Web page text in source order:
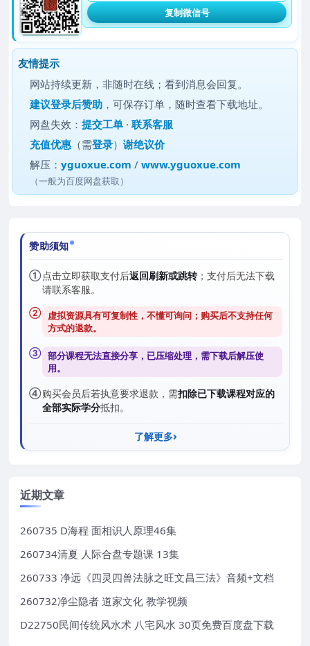
复制微信号
友情提示
网站持续更新，非随时在线；看到消息会回复。
建议登录后赞助 ，可保存订单，随时查看下载地址。
网盘失效：提交工单 ·联系客服
充值优惠 （需登录）谢绝议价
解压：yguoxue.com /www.yguoxue.com
（一般为百度网盘获取）
赞助须知
① 点击立即获取支付后返回刷新或跳转；支付后无法下载
请联系客服。
② 虚拟资源具有可复制性，不懂可询问；购买后不支持任何
方式的退款。
③ 部分课程无法直接分享，已压缩处理，需下载后解压使
用。
④购买会员后若执意要求退款，需扣除已下载课程对应的
全部实际学分抵扣。
了解更多
近期文章
260735 D海程 面相识人原理46集
260734清夏 人际合盘专题课 13集
260733 净远《四灵四兽法脉之旺文昌三法》音频+文档
260732净尘隐者 道家文化 教学视频
D22750民间传统风水术 八宅风水 30页免费百度盘下载